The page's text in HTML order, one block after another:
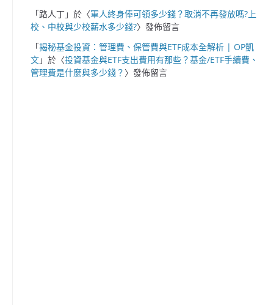
「路人丁」於〈軍人終身俸可領多少錢？取消不再發放嗎?上
校、中校與少校薪水多少錢?〉發佈留言
「揭秘基金投資：管理費、保管費與ETF成本全解析 | OP凱
文」於〈投資基金與ETF支出費用有那些？基金/ETF手續費、
管理費是什麼與多少錢？ 〉發佈留言